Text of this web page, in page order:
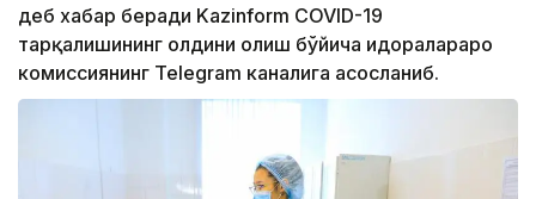
деб хабар беради Kazinform COVID-19
тарқалишининг олдини олиш бўйича идоралараро
комиссиянинг Telegram каналига асосланиб.